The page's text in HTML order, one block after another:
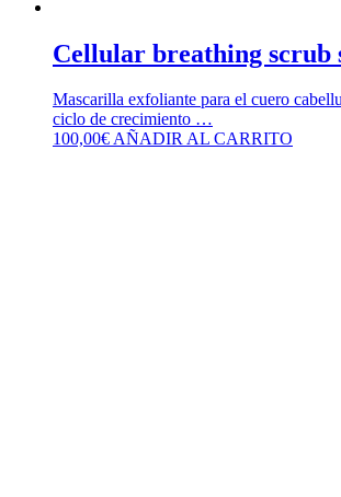
Cellular breathing scrub
Mascarilla exfoliante para el cuero
ciclo de crecimiento …
100,00€AÑADIR AL CARRITO